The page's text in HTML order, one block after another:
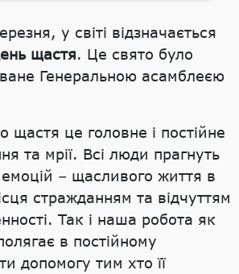
у світі відзначається
щастя. Це свято було
Генеральною асамблеєю
щастя це головне і постійне
та мрії. Всі люди прагнуть
– щасливого життя в
стражданням та відчуттям
Так і наша робота як
в постійному
допомогу тим хто її